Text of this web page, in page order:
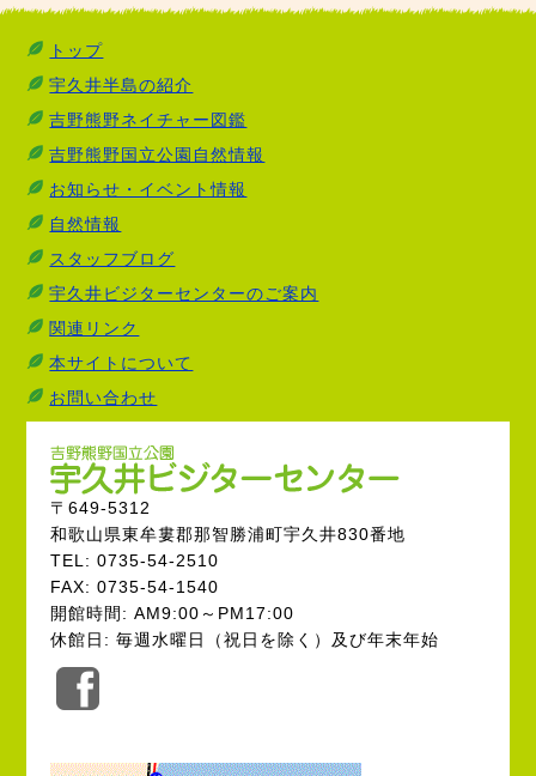
トップ
宇久井半島の紹介
吉野熊野ネイチャー図鑑
吉野熊野国立公園自然情報
お知らせ・イベント情報
自然情報
スタッフブログ
宇久井ビジターセンターのご案内
関連リンク
本サイトについて
お問い合わせ
〒649-5312
和歌山県東牟婁郡那智勝浦町宇久井830番地
TEL: 0735-54-2510
FAX: 0735-54-1540
開館時間: AM9:00～PM17:00
休館日: 毎週水曜日（祝日を除く）及び年末年始